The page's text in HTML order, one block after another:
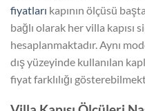
fiyatları kapının ölçüsü
bağlı olarak her villa kapısı
hesaplanmaktadır. Aynı
dış yüzeyinde kullanılan
fiyat farklılığı